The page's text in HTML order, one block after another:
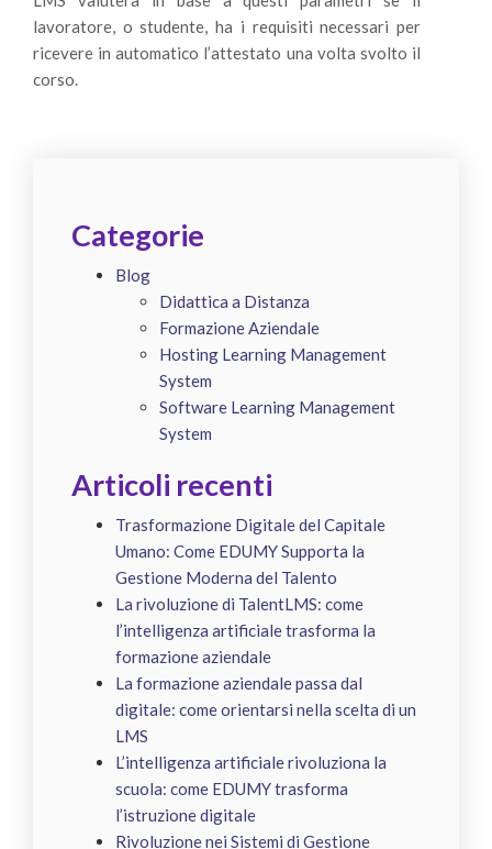
lavoratore, o studente, ha i requisiti necessari per
ricevere in automatico l’attestato una volta svolto il
corso.
Categorie
Blog
Didattica a Distanza
Formazione Aziendale
Hosting Learning Management
System
Software Learning Management
System
Articoli recenti
Trasformazione Digitale del Capitale
Umano: Come EDUMY Supporta la
Gestione Moderna del Talento
La rivoluzione di TalentLMS: come
l’intelligenza artificiale trasforma la
formazione aziendale
La formazione aziendale passa dal
digitale: come orientarsi nella scelta di un
LMS
L’intelligenza artificiale rivoluziona la
scuola: come EDUMY trasforma
l’istruzione digitale
Rivoluzione nei Sistemi di Gestione